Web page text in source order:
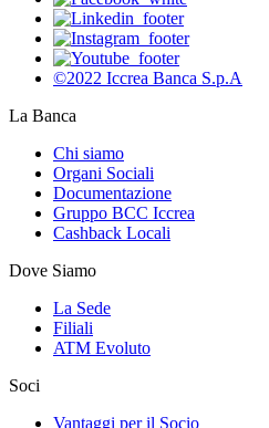
©2022 Iccrea Banca S.p.A
La Banca
Chi siamo
Organi Sociali
Documentazione
Gruppo BCC Iccrea
Cashback Locali
Dove Siamo
La Sede
Filiali
ATM Evoluto
Soci
Vantaggi per il Socio